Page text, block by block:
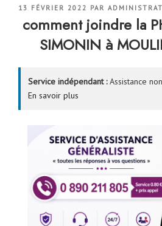
PUBLIÉ
13 FÉVRIER 2022 PAR
comment joindre la
SIMONIN à
Service indépendant :Assistance
En savoir plus